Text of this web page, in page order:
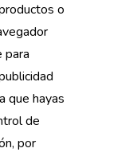
o
para
que hayas
de
por